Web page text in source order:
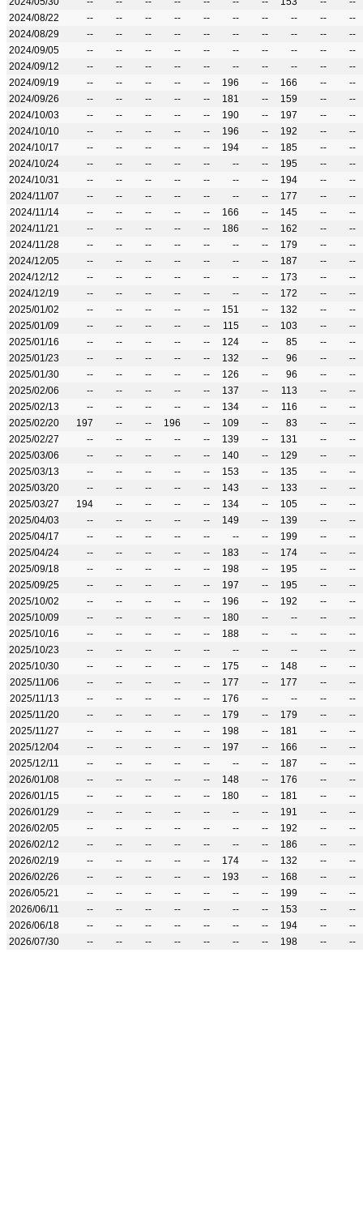
2024/08/22
-- -- -- -- -- -- -- -- --
--
2024/08/29
-- -- -- -- -- -- -- -- --
--
2024/09/05
-- -- -- -- -- -- -- -- --
--
2024/09/12
-- -- -- -- -- -- -- -- --
--
2024/09/19
-- -- -- -- -- 196 -- 166 --
--
2024/09/26
-- -- -- -- -- 181 -- 159 --
--
2024/10/03
-- -- -- -- -- 190 -- 197 --
--
2024/10/10
-- -- -- -- -- 196 -- 192 --
--
2024/10/17
-- -- -- -- -- 194 -- 185 --
--
2024/10/24
-- -- -- -- -- -- -- 195 --
--
2024/10/31
-- -- -- -- -- -- -- 194 --
--
2024/11/07
-- -- -- -- -- -- -- 177 --
--
2024/11/14
-- -- -- -- -- 166 -- 145 --
--
2024/11/21
-- -- -- -- -- 186 -- 162 --
--
2024/11/28
-- -- -- -- -- -- -- 179 --
--
2024/12/05
-- -- -- -- -- -- -- 187 --
--
2024/12/12
-- -- -- -- -- -- -- 173 --
--
2024/12/19
-- -- -- -- -- -- -- 172 --
--
2025/01/02
-- -- -- -- -- 151 -- 132 --
--
2025/01/09
-- -- -- -- -- 115 -- 103 --
--
2025/01/16
-- -- -- -- -- 124 -- 85 --
--
2025/01/23
-- -- -- -- -- 132 -- 96 --
--
2025/01/30
-- -- -- -- -- 126 -- 96 --
--
2025/02/06
-- -- -- -- -- 137 -- 113 --
--
2025/02/13
-- -- -- -- -- 134 -- 116 --
--
2025/02/20
197 -- -- 196 -- 109 -- 83 --
--
2025/02/27
-- -- -- -- -- 139 -- 131 --
--
2025/03/06
-- -- -- -- -- 140 -- 129 --
--
2025/03/13
-- -- -- -- -- 153 -- 135 --
--
2025/03/20
-- -- -- -- -- 143 -- 133 --
--
2025/03/27
194 -- -- -- -- 134 -- 105 --
--
2025/04/03
-- -- -- -- -- 149 -- 139 --
--
2025/04/17
-- -- -- -- -- -- -- 199 --
--
2025/04/24
-- -- -- -- -- 183 -- 174 --
--
2025/09/18
-- -- -- -- -- 198 -- 195 --
--
2025/09/25
-- -- -- -- -- 197 -- 195 --
--
2025/10/02
-- -- -- -- -- 196 -- 192 --
--
2025/10/09
-- -- -- -- -- 180 -- -- --
--
2025/10/16
-- -- -- -- -- 188 -- -- --
--
2025/10/23
-- -- -- -- -- -- -- -- --
--
2025/10/30
-- -- -- -- -- 175 -- 148 --
--
2025/11/06
-- -- -- -- -- 177 -- 177 --
--
2025/11/13
-- -- -- -- -- 176 -- -- --
--
2025/11/20
-- -- -- -- -- 179 -- 179 --
--
2025/11/27
-- -- -- -- -- 198 -- 181 --
--
2025/12/04
-- -- -- -- -- 197 -- 166 --
--
2025/12/11
-- -- -- -- -- -- -- 187 --
--
2026/01/08
-- -- -- -- -- 148 -- 176 --
--
2026/01/15
-- -- -- -- -- 180 -- 181 --
--
2026/01/29
-- -- -- -- -- -- -- 191 --
--
2026/02/05
-- -- -- -- -- -- -- 192 --
--
2026/02/12
-- -- -- -- -- -- -- 186 --
--
2026/02/19
-- -- -- -- -- 174 -- 132 --
--
2026/02/26
-- -- -- -- -- 193 -- 168 --
--
2026/05/21
-- -- -- -- -- -- -- 199 --
--
2026/06/11
-- -- -- -- -- -- -- 153 --
--
2026/06/18
-- -- -- -- -- -- -- 194 --
--
2026/07/30
-- -- -- -- -- -- -- 198 -- --